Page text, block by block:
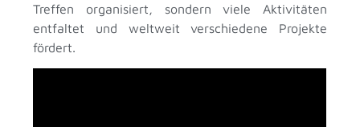
Treffen organisiert, sondern viele Aktivitäten
entfaltet und weltweit verschiedene Projekte
fördert.